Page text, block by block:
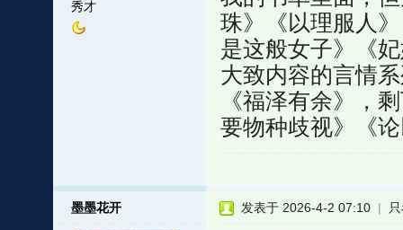
秀才
珠》《以理服人
是这般女子》《
大致内容的言情
《福泽有余》，
要物种歧视》《
墨墨花开 发表于 2026-4-2 07:10 |